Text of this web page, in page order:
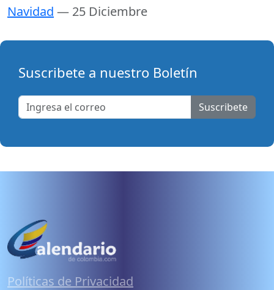
Navidad — 25 Diciembre
Suscribete a nuestro Boletín
Suscribete
Políticas de Privacidad